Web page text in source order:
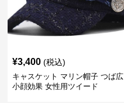
¥3,400 (税込)
キャスケット マリン帽子 つば広
小顔効果 女性用ツイード